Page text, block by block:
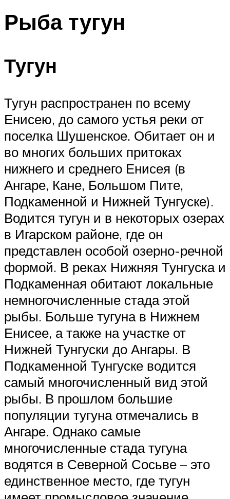
Рыба тугун
Тугун
Тугун распространен по всему
Енисею, до самого устья реки от
поселка Шушенское. Обитает он и
во многих больших притоках
нижнего и среднего Енисея (в
Ангаре, Кане, Большом Пите,
Подкаменной и Нижней Тунгуске).
Водится тугун и в некоторых озерах
в Игарском районе, где он
представлен особой озерно-речной
формой. В реках Нижняя Тунгуска и
Подкаменная обитают локальные
немногочисленные стада этой
рыбы. Больше тугуна в Нижнем
Енисее, а также на участке от
Нижней Тунгуски до Ангары. В
Подкаменной Тунгуске водится
самый многочисленный вид этой
рыбы. В прошлом большие
популяции тугуна отмечались в
Ангаре. Однако самые
многочисленные стада тугуна
водятся в Северной Сосьве – это
единственное место, где тугун